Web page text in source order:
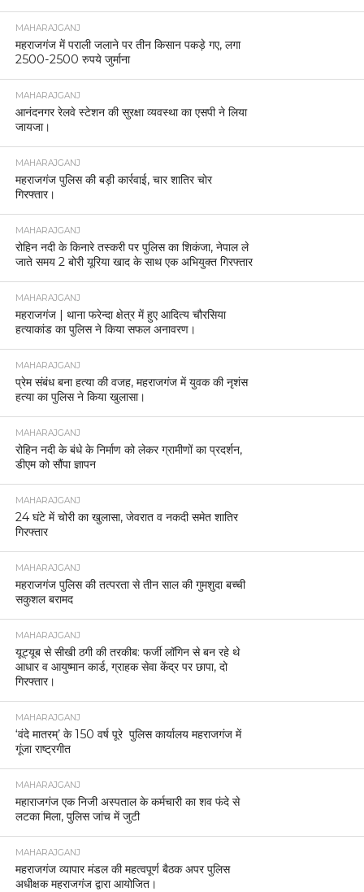
MAHARAJGANJ
महराजगंज में पराली जलाने पर तीन किसान पकड़े गए, लगा
2500-2500 रुपये जुर्माना
MAHARAJGANJ
आनंदनगर रेलवे स्टेशन की सुरक्षा व्यवस्था का एसपी ने लिया
जायजा।
MAHARAJGANJ
महराजगंज पुलिस की बड़ी कार्रवाई, चार शातिर चोर
गिरफ्तार।
MAHARAJGANJ
रोहिन नदी के किनारे तस्करी पर पुलिस का शिकंजा, नेपाल ले
जाते समय 2 बोरी यूरिया खाद के साथ एक अभियुक्त गिरफ्तार
MAHARAJGANJ
महराजगंज | थाना फरेन्दा क्षेत्र में हुए आदित्य चौरसिया
हत्याकांड का पुलिस ने किया सफल अनावरण।
MAHARAJGANJ
प्रेम संबंध बना हत्या की वजह, महराजगंज में युवक की नृशंस
हत्या का पुलिस ने किया खुलासा।
MAHARAJGANJ
रोहिन नदी के बंधे के निर्माण को लेकर ग्रामीणों का प्रदर्शन,
डीएम को सौंपा ज्ञापन
MAHARAJGANJ
24 घंटे में चोरी का खुलासा, जेवरात व नकदी समेत शातिर
गिरफ्तार
MAHARAJGANJ
महराजगंज पुलिस की तत्परता से तीन साल की गुमशुदा बच्ची
सकुशल बरामद
MAHARAJGANJ
यूट्यूब से सीखी ठगी की तरकीब: फर्जी लॉगिन से बन रहे थे
आधार व आयुष्मान कार्ड, ग्राहक सेवा केंद्र पर छापा, दो
गिरफ्तार।
MAHARAJGANJ
‘वंदे मातरम्’ के 150 वर्ष पूरे पुलिस कार्यालय महराजगंज में
गूंजा राष्ट्रगीत
MAHARAJGANJ
महाराजगंज एक निजी अस्पताल के कर्मचारी का शव फंदे से
लटका मिला, पुलिस जांच में जुटी
MAHARAJGANJ
महराजगंज व्यापार मंडल की महत्वपूर्ण बैठक अपर पुलिस
अधीक्षक महराजगंज द्वारा आयोजित।